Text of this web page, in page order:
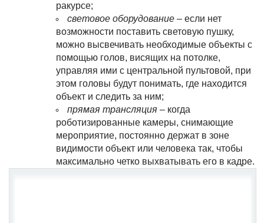
ракурсе;
световое оборудование – если нет
возможности поставить световую пушку,
можно высвечивать необходимые объекты с
помощью голов, висящих на потолке,
управляя ими с центральной пультовой, при
этом головы будут понимать, где находится
объект и следить за ним;
прямая трансляция – когда
роботизированные камеры, снимающие
мероприятие, постоянно держат в зоне
видимости объект или человека так, чтобы
максимально четко выхватывать его в кадре.